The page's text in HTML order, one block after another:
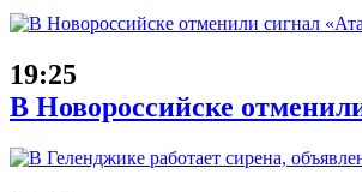
19:25
В Новороссийске